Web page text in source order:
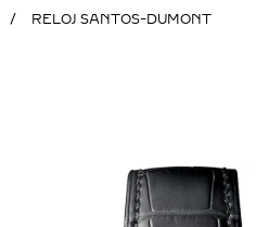
RELOJ SANTOS-DUMONT